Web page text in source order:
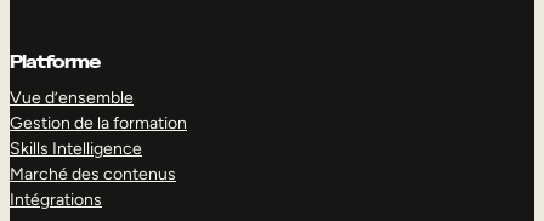
Platforme
Vue d’ensemble
Gestion de la formation
Skills Intelligence
Marché des contenus
Intégrations